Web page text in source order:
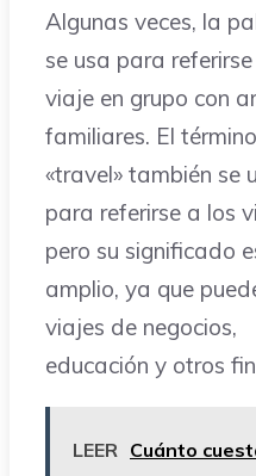
Algunas veces, la
se usa para
viaje en grupo con
familiares. El término
«travel» también se
para referirse a los
pero su significado
amplio, ya que
viajes de negocios,
educación y otros
LEER Cuánto